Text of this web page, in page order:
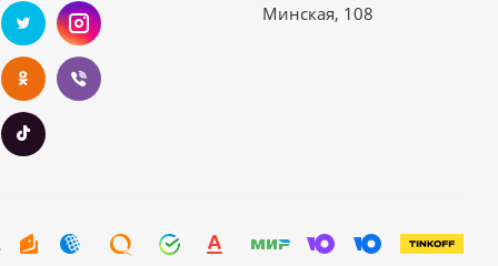
Минская, 108